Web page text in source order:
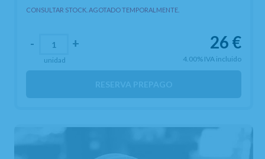
CONSULTAR STOCK. AGOTADO TEMPORALMENTE.
26 €
4.00% IVA incluido
- +
unidad
RESERVA PREPAGO